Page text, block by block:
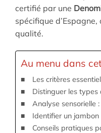
certifié par une
spécifique
qualité.
Au menu dans
Les critères
Distinguer les
Analyse sensorielle
Identifier un
Conseils pratiques